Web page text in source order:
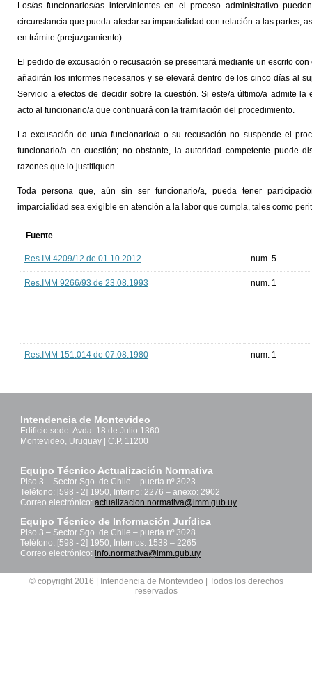
Los/as funcionarios/as intervinientes en el proceso administrativo
circunstancia que pueda afectar su imparcialidad con relación a las partes,
en trámite (prejuzgamiento).
El pedido de excusación o recusación se presentará mediante un escrito
añadirán los informes necesarios y se elevará dentro de los cinco días al
Servicio a efectos de decidir sobre la cuestión. Si este/a último/a admite
acto al funcionario/a que continuará con la tramitación del procedimiento.
La excusación de un/a funcionario/a o su recusación no suspende el
funcionario/a en cuestión; no obstante, la autoridad competente puede
razones que lo justifiquen.
Toda persona que, aún sin ser funcionario/a, pueda tener
imparcialidad sea exigible en atención a la labor que cumpla, tales como
Fuente
Res.IM 4209/12 de 01.10.2012 num. 5
Res.IMM 9266/93 de 23.08.1993 num. 1
Res.IMM 151.014 de 07.08.1980 num. 1
Intendencia de Montevideo
Edificio sede: Avda. 18 de Julio 1360
Montevideo, Uruguay | C.P. 11200
Equipo Técnico Actualización Normativa
Piso 3 – Sector Sgo. de Chile – puerta nº 3023
Teléfono: [598 - 2] 1950, Interno: 2276 – anexo: 2902
Correo electrónico: actualizacion.normativa@imm.gub.uy
Equipo Técnico de Información Jurídica
Piso 3 – Sector Sgo. de Chile – puerta nº 3028
Teléfono: [598 - 2] 1950, Internos: 1538 – 2265
Correo electrónico: info.normativa@imm.gub.uy
© copyright 2016 | Intendencia de Montevideo | Todos los derechos
reservados